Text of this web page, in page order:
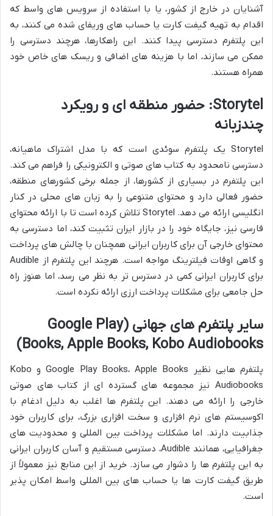
آشنایان در خارج از کشور، یا با استفاده از سرویس های واسط که
اقدام به تهیه گیفت کارت یا حساب های وریفای شده می کنند، به
این پلتفرم دسترسی پیدا کنند. این راهکارها، هرچند دسترسی را
ممکن می سازند، اما با هزینه های اضافی و ریسک های خاص خود
همراه هستند.
Storytel: حضور منطقه ای و رویکرد
چندزبانه
Storytel یک پلتفرم سوئدی است که با مدل اشتراک ماهیانه،
دسترسی نامحدود به کتاب های صوتی و الکترونیکی را فراهم می کند.
این پلتفرم در بسیاری از کشورها، از جمله برخی کشورهای منطقه،
حضور فعالی دارد و محتوای متنوعی را به زبان های محلی در کنار
انگلیسی ارائه می دهد. Storytel تلاش کرده است تا با ارائه محتوای
فارسی نیز، جایگاه خود را در بازار ایران تثبیت کند، اما دسترسی به
محتوای خارجی آن برای کاربران ایرانی همچنان با چالش های پرداخت
و گاهی اوقات فیلترینگ مواجه است. هرچند این پلتفرم از Audible
برای کاربران ایرانی کمی در دسترس تر به نظر می رسد، اما هنوز راه
حل جامعی برای مشکلات پرداخت ارزی ارائه نکرده است.
سایر پلتفرم های جهانی (Google Play
Books, Apple Books, Kobo Audiobooks)
پلتفرم هایی نظیر Google Play Books، Apple Books و Kobo
Audiobooks نیز مجموعه های گسترده ای از کتاب های صوتی
خارجی را ارائه می دهند. این پلتفرم ها اغلب به دلیل ادغام با
اکوسیستم های نرم افزاری و سخت افزاری بزرگ، برای کاربران خود
جذابیت دارند. اما مشکلات پرداخت بین المللی و محدودیت های
جغرافیایی، همانند Audible، دسترسی مستقیم و آسان کاربران ایرانی
به این پلتفرم ها را دشوار می سازد. خرید از این منابع نیز معمولاً از
طریق گیفت کارت ها یا حساب های بین المللی واسط امکان پذیر
است.